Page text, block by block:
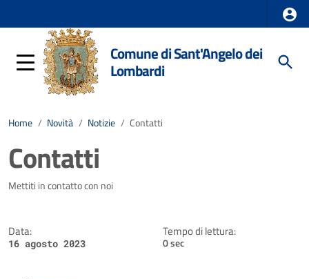
Comune di Sant'Angelo dei
Lombardi
Home / Novità / Notizie / Contatti
Contatti
Dettagli della notizia
Mettiti in contatto con noi
Data:
16 agosto 2023
Tempo di lettura:
0 sec